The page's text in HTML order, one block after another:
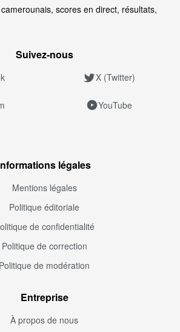
scores en direct, résultats,
Suivez‑nous
X (Twitter)
YouTube
légales
Mentions légales
Politique éditoriale
de confidentialité
Politique de correction
Politique de modération
Entreprise
À propos de nous